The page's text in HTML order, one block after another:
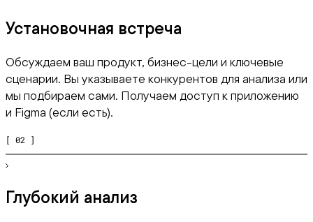
Установочная встреча
Обсуждаем ваш продукт, бизнес-цели и ключевые
сценарии. Вы указываете конкурентов для анализа или
мы подбираем сами. Получаем доступ к приложению
и Figma (если есть).
[ 02 ]
Глубокий анализ